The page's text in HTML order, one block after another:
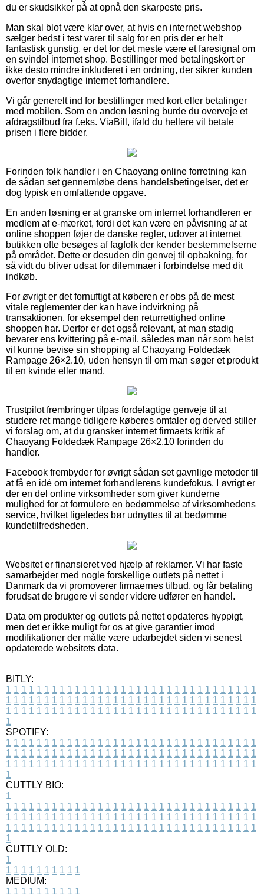
du er skudsikker på at opnå den skarpeste pris.
Man skal blot være klar over, at hvis en internet webshop
sælger bedst i test varer til salg for en pris der er helt
fantastisk gunstig, er det for det meste være et faresignal om
en svindel internet shop. Bestillinger med betalingskort er
ikke desto mindre inkluderet i en ordning, der sikrer kunden
overfor snydagtige internet forhandlere.
Vi går generelt ind for bestillinger med kort eller betalinger
med mobilen. Som en anden løsning burde du overveje et
afdragstilbud fra f.eks. ViaBill, ifald du hellere vil betale
prisen i flere bidder.
Forinden folk handler i en Chaoyang online forretning kan
de sådan set gennemløbe dens handelsbetingelser, det er
dog typisk en omfattende opgave.
En anden løsning er at granske om internet forhandleren er
medlem af e-mærket, fordi det kan være en påvisning af at
online shoppen føjer de danske regler, udover at internet
butikken ofte besøges af fagfolk der kender bestemmelserne
på området. Dette er desuden din genvej til opbakning, for
så vidt du bliver udsat for dilemmaer i forbindelse med dit
indkøb.
For øvrigt er det fornuftigt at køberen er obs på de mest
vitale reglementer der kan have indvirkning på
transaktionen, for eksempel den returrettighed online
shoppen har. Derfor er det også relevant, at man stadig
bevarer ens kvittering på e-mail, således man når som helst
vil kunne bevise sin shopping af Chaoyang Foldedæk
Rampage 26×2.10, uden hensyn til om man søger et produkt
til en kvinde eller mand.
Trustpilot frembringer tilpas fordelagtige genveje til at
studere ret mange tidligere køberes omtaler og derved stiller
vi forslag om, at du gransker internet firmaets kritik af
Chaoyang Foldedæk Rampage 26×2.10 forinden du
handler.
Facebook frembyder for øvrigt sådan set gavnlige metoder til
at få en idé om internet forhandlerens kundefokus. I øvrigt er
der en del online virksomheder som giver kunderne
mulighed for at formulere en bedømmelse af virksomhedens
service, hvilket ligeledes bør udnyttes til at bedømme
kundetilfredsheden.
Websitet er finansieret ved hjælp af reklamer. Vi har faste
samarbejder med nogle forskellige outlets på nettet i
Danmark da vi promoverer firmaernes tilbud, og får betaling
forudsat de brugere vi sender videre udfører en handel.
Data om produkter og outlets på nettet opdateres hyppigt,
men det er ikke muligt for os at give garantier imod
modifikationer der måtte være udarbejdet siden vi senest
opdaterede websitets data.
BITLY:
1 1 1 1 1 1 1 1 1 1 1 1 1 1 1 1 1 1 1 1 1 1 1 1 1 1 1 1 1 1 1 1 1
1 1 1 1 1 1 1 1 1 1 1 1 1 1 1 1 1 1 1 1 1 1 1 1 1 1 1 1 1 1 1 1 1
1 1 1 1 1 1 1 1 1 1 1 1 1 1 1 1 1 1 1 1 1 1 1 1 1 1 1 1 1 1 1 1 1
1
SPOTIFY:
1 1 1 1 1 1 1 1 1 1 1 1 1 1 1 1 1 1 1 1 1 1 1 1 1 1 1 1 1 1 1 1 1
1 1 1 1 1 1 1 1 1 1 1 1 1 1 1 1 1 1 1 1 1 1 1 1 1 1 1 1 1 1 1 1 1
1 1 1 1 1 1 1 1 1 1 1 1 1 1 1 1 1 1 1 1 1 1 1 1 1 1 1 1 1 1 1 1 1
1
CUTTLY BIO:
1
1 1 1 1 1 1 1 1 1 1 1 1 1 1 1 1 1 1 1 1 1 1 1 1 1 1 1 1 1 1 1 1 1
1 1 1 1 1 1 1 1 1 1 1 1 1 1 1 1 1 1 1 1 1 1 1 1 1 1 1 1 1 1 1 1 1
1 1 1 1 1 1 1 1 1 1 1 1 1 1 1 1 1 1 1 1 1 1 1 1 1 1 1 1 1 1 1 1 1
1
CUTTLY OLD:
1
1 1 1 1 1 1 1 1 1 1
MEDIUM:
1 1 1 1 1 1 1 1 1 1